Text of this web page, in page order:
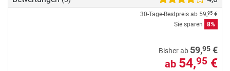
30-Tage-Bestpreis ab 59,95 €
Sie sparen
8%
Bisher ab 59,95 €
ab 54,95 €